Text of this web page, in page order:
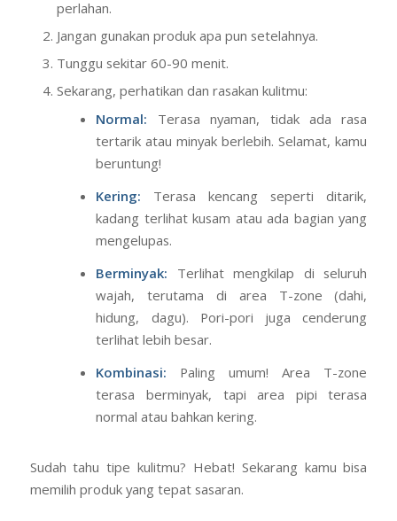
Cuci wajahmu dengan sabun pembersih yang
lembut, lalu keringkan dengan handuk secara
perlahan.
Jangan gunakan produk apa pun setelahnya.
Tunggu sekitar 60-90 menit.
Sekarang, perhatikan dan rasakan kulitmu:
Normal:Terasa nyaman, tidak ada rasa
tertarik atau minyak berlebih. Selamat, kamu
beruntung!
Kering:Terasa kencang seperti ditarik,
kadang terlihat kusam atau ada bagian yang
mengelupas.
Berminyak:Terlihat mengkilap di seluruh
wajah, terutama di area T-zone (dahi,
hidung, dagu). Pori-pori juga cenderung
terlihat lebih besar.
Kombinasi: Paling umum! Area T-zone
normal atau bahkan kering.